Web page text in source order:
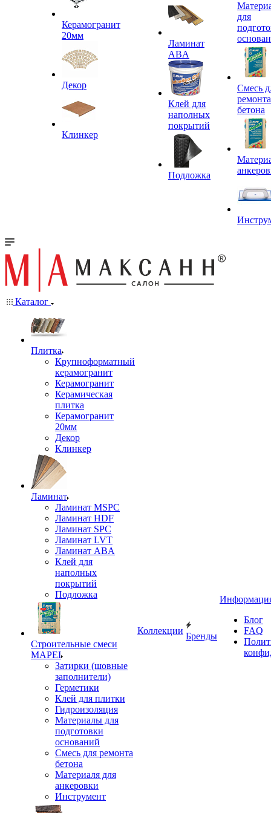
Керамогранит
20мм
Декор
Клинкер
Ламинат
ABA
Клей для
наполных
покрытий
Подложка
для
Смесь
ремонта
бетона
Каталог
Плитка
Крупноформатный
керамогранит
Керамогранит
Керамическая
плитка
Керамогранит
20мм
Декор
Клинкер
Ламинат
Ламинат MSPC
Ламинат HDF
Ламинат SPC
Ламинат LVT
Ламинат ABA
Клей для
наполных
покрытий
Подложка
Строительные смеси
MAPEI
Затирки (шовные
заполнители)
Герметики
Клей для плитки
Гидроизоляция
Материалы для
подготовки
оснований
Смесь для ремонта
бетона
Материаля для
анкеровки
Инструмент
Коллекции
Бренды
Блог
FAQ